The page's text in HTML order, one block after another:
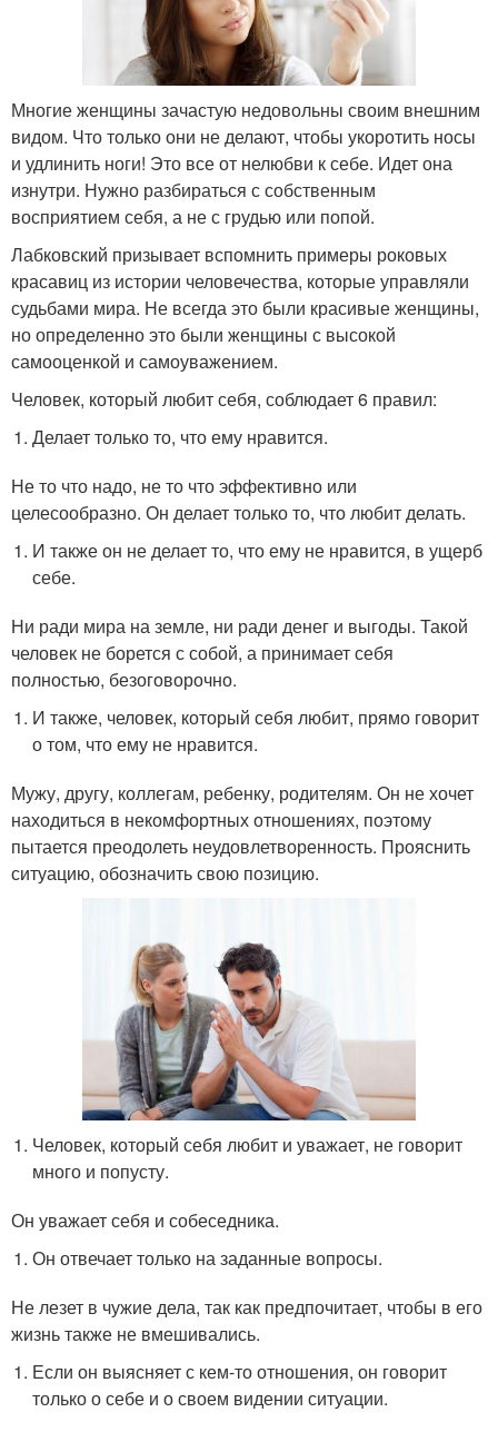
Многие женщины зачастую недовольны своим внешним
видом. Что только они не делают, чтобы укоротить носы
и удлинить ноги! Это все от нелюбви к себе. Идет она
изнутри. Нужно разбираться с собственным
восприятием себя, а не с грудью или попой.
Лабковский призывает вспомнить примеры роковых
красавиц из истории человечества, которые управляли
судьбами мира. Не всегда это были красивые женщины,
но определенно это были женщины с высокой
самооценкой и самоуважением.
Человек, который любит себя, соблюдает 6 правил:
Делает только то, что ему нравится.
Не то что надо, не то что эффективно или
целесообразно. Он делает только то, что любит делать.
И также он не делает то, что ему не нравится, в ущерб
себе.
Ни ради мира на земле, ни ради денег и выгоды. Такой
человек не борется с собой, а принимает себя
полностью, безоговорочно.
И также, человек, который себя любит, прямо говорит
о том, что ему не нравится.
Мужу, другу, коллегам, ребенку, родителям. Он не хочет
находиться в некомфортных отношениях, поэтому
пытается преодолеть неудовлетворенность. Прояснить
ситуацию, обозначить свою позицию.
Человек, который себя любит и уважает, не говорит
много и попусту.
Он уважает себя и собеседника.
Он отвечает только на заданные вопросы.
Не лезет в чужие дела, так как предпочитает, чтобы в его
жизнь также не вмешивались.
Если он выясняет с кем-то отношения, он говорит
только о себе и о своем видении ситуации.